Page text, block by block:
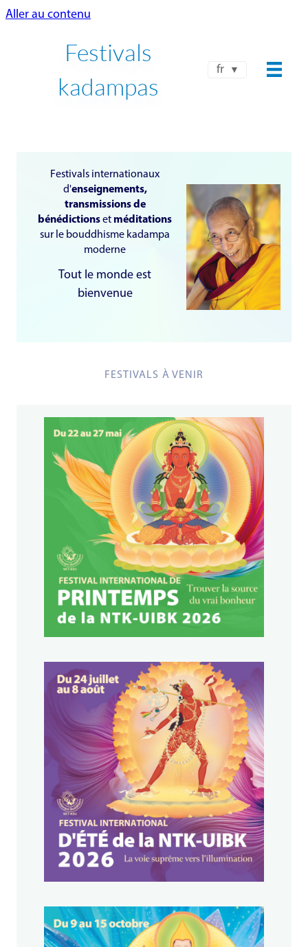
Aller au contenu
Festivals
kadampas
fr
Festivals internationaux
d'enseignements,
transmissions de
bénédictionset méditations
sur le bouddhisme kadampa
moderne
Tout le monde est
bienvenue
FESTIVALS À VENIR